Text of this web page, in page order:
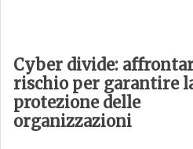
Cyber divide:
rischio per garantire
protezione delle
organizzazioni